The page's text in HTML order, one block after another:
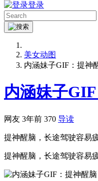
登录
美女动图
内涵妹子GIF：提神
内涵妹子
网友 3年前 370 导读
提神醒脑，长途驾驶容易
提神醒脑，长途驾驶容易